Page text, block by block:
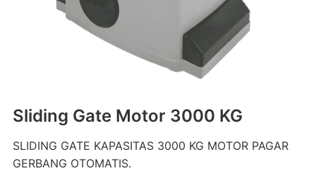
Sliding Gate Motor 3000 KG
SLIDING GATE KAPASITAS 3000 KG MOTOR PAGAR
GERBANG OTOMATIS.